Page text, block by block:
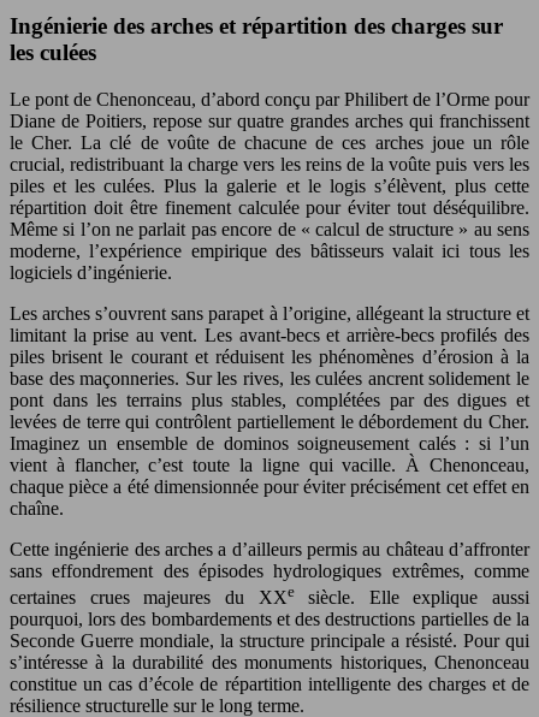
Ingénierie des arches et répartition des charges sur
les culées
Le pont de Chenonceau, d’abord conçu par Philibert de l’Orme pour
Diane de Poitiers, repose sur quatre grandes arches qui franchissent
le Cher. La clé de voûte de chacune de ces arches joue un rôle
crucial, redistribuant la charge vers les reins de la voûte puis vers les
piles et les culées. Plus la galerie et le logis s’élèvent, plus cette
répartition doit être finement calculée pour éviter tout déséquilibre.
Même si l’on ne parlait pas encore de « calcul de structure » au sens
moderne, l’expérience empirique des bâtisseurs valait ici tous les
logiciels d’ingénierie.
Les arches s’ouvrent sans parapet à l’origine, allégeant la structure et
limitant la prise au vent. Les avant-becs et arrière-becs profilés des
piles brisent le courant et réduisent les phénomènes d’érosion à la
base des maçonneries. Sur les rives, les culées ancrent solidement le
pont dans les terrains plus stables, complétées par des digues et
levées de terre qui contrôlent partiellement le débordement du Cher.
Imaginez un ensemble de dominos soigneusement calés : si l’un
vient à flancher, c’est toute la ligne qui vacille. À Chenonceau,
chaque pièce a été dimensionnée pour éviter précisément cet effet en
chaîne.
Cette ingénierie des arches a d’ailleurs permis au château d’affronter
sans effondrement des épisodes hydrologiques extrêmes, comme
certaines crues majeures du XXesiècle. Elle explique aussi
pourquoi, lors des bombardements et des destructions partielles de la
Seconde Guerre mondiale, la structure principale a résisté. Pour qui
s’intéresse à la durabilité des monuments historiques, Chenonceau
constitue un cas d’école de répartition intelligente des charges et de
résilience structurelle sur le long terme.